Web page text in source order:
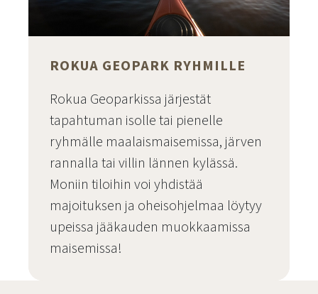
ROKUA GEOPARK RYHMILLE
Rokua Geoparkissa järjestät
tapahtuman isolle tai pienelle
ryhmälle maalaismaisemissa, järven
rannalla tai villin lännen kylässä.
Moniin tiloihin voi yhdistää
majoituksen ja oheisohjelmaa löytyy
upeissa jääkauden muokkaamissa
maisemissa!